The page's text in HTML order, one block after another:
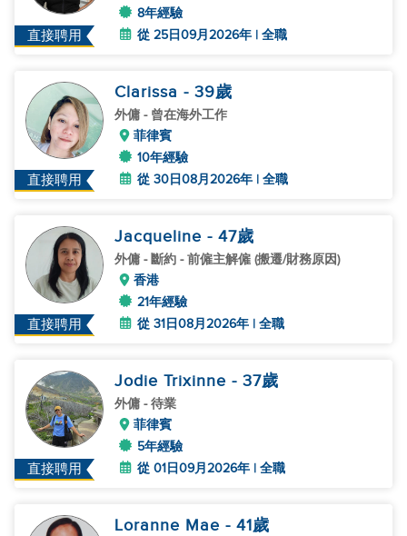
直接聘用
8年經驗
從 25日09月2026年 | 全職
直接聘用
Clarissa - 39歲
外傭 - 曾在海外工作
菲律賓
10年經驗
從 30日08月2026年 | 全職
直接聘用
Jacqueline - 47歲
外傭 - 斷約 - 前僱主解僱 (搬遷/財務原因)
香港
21年經驗
從 31日08月2026年 | 全職
直接聘用
Jodie Trixinne - 37歲
外傭 - 待業
菲律賓
5年經驗
從 01日09月2026年 | 全職
Loranne Mae - 41歲